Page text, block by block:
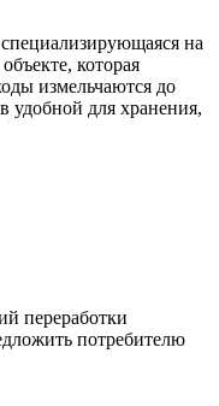
на
которая
измельчаются до
удобной для хранения,
переработки
потребителю